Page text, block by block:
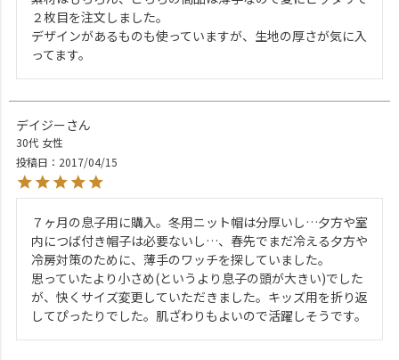
２枚目を注文しました。
デザインがあるものも使っていますが、生地の厚さが気に入
ってます。
デイジー
30代 女性
投稿日
2017/04/15
７ヶ月の息子用に購入。冬用ニット帽は分厚いし…夕方や室
内につば付き帽子は必要ないし…、春先でまだ冷える夕方や
冷房対策のために、薄手のワッチを探していました。
思っていたより小さめ(というより息子の頭が大きい)でした
が、快くサイズ変更していただきました。キッズ用を折り返
してぴったりでした。肌ざわりもよいので活躍しそうです。